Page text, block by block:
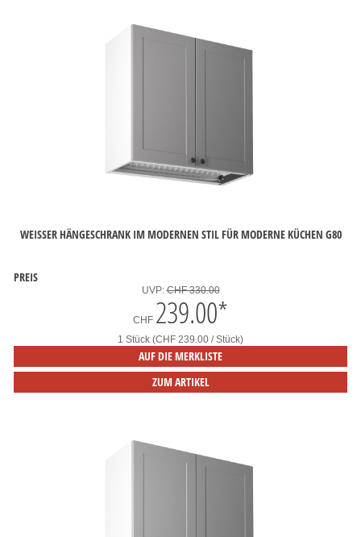
WEISSER HÄNGESCHRANK IM MODERNEN STIL FÜR MODERNE KÜCHEN G80
PREIS
UVP:CHF 330.00
CHF 239.00*
1 Stück (CHF 239.00 / Stück)
AUF DIE MERKLISTE
ZUM ARTIKEL